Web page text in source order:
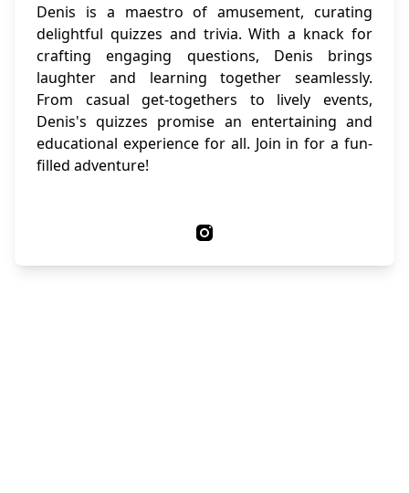
Denis is a maestro of amusement, curating
delightful quizzes and trivia. With a knack for
crafting engaging questions, Denis brings
laughter and learning together seamlessly.
From casual get-togethers to lively events,
Denis's quizzes promise an entertaining and
educational experience for all. Join in for a fun-
filled adventure!